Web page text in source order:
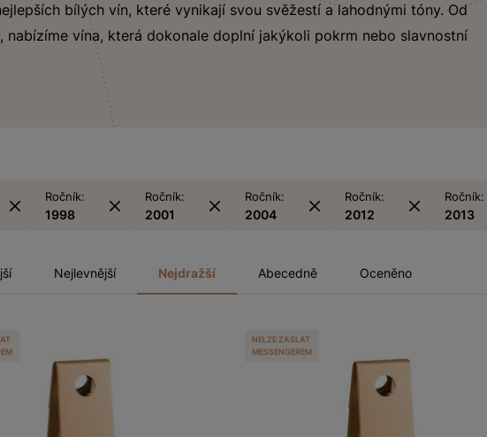
bílých vín, které vynikají svou svěžestí a lahodnými tóny. Od
nabízíme vína, která dokonale doplní jakýkoli pokrm nebo slavnostní
Ročník:
1998
Ročník:
2001
Ročník:
2004
Ročník:
2012
Ročník:
2013
Nejlevnější Nejdražší Abecedně Oceněno
NELZE ZASLAT
MESSENGEREM